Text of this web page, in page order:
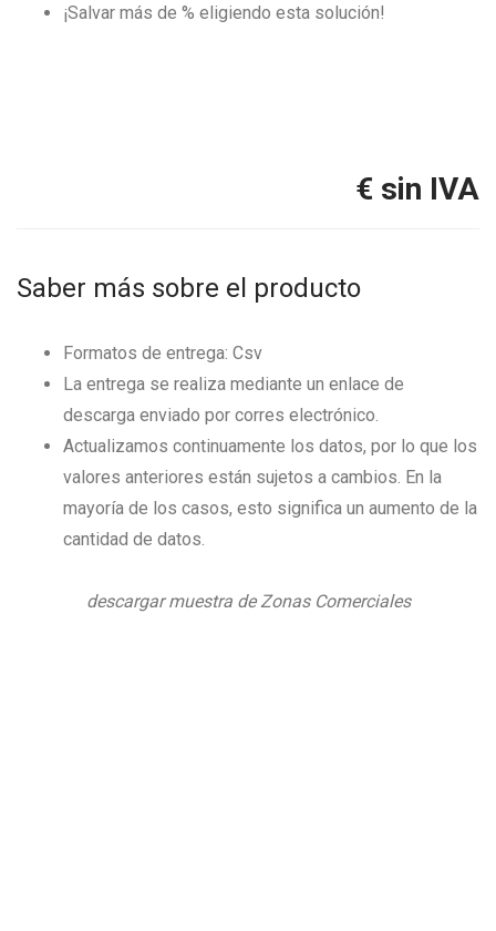
¡Salvar más de % eligiendo esta solución!
€ sin IVA
Saber más sobre el producto
Formatos de entrega: Csv
La entrega se realiza mediante un enlace de
descarga enviado por corres electrónico.
Actualizamos continuamente los datos, por lo que los
valores anteriores están sujetos a cambios. En la
mayoría de los casos, esto significa un aumento de la
cantidad de datos.
descargar muestra de Zonas Comerciales